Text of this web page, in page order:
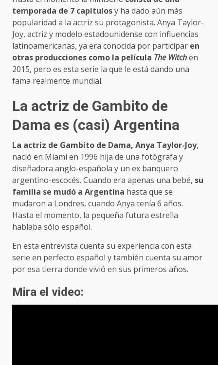
temporada de 7 capítulosy ha dado aún más
popularidad a la actriz su protagonista. Anya Taylor-
Joy, actriz y modelo estadounidense con influencias
latinoamericanas, ya era conocida por participar en
otras producciones como la película The Witchen
2015, pero es esta serie la que le está dando una
fama realmente mundial.
La actriz de Gambito de
Dama es (casi) Argentina
La actriz de Gambito de Dama, Anya Taylor-Joy,
nació en Miami en 1996 hija de una fotógrafa y
diseñadora anglo-española y un ex banquero
argentino-escocés. Cuando era apenas una bebé, su
familia se mudó a Argentina hasta que se
mudaron a Londres, cuando Anya tenía 6 años.
Hasta el momento, la pequeña futura estrella
hablaba sólo español.
En esta entrevista cuenta su experiencia con esta
serie en perfecto español y también cuenta su amor
por esa tierra donde vivió en sus primeros años.
Mira el video: